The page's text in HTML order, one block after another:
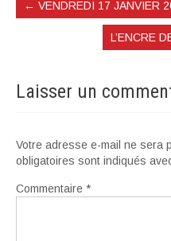
← VENDREDI 17 JANVIER
L’ENCRE
Laisser un
Votre adresse e-mail ne sera
obligatoires sont indiqués
Commentaire *